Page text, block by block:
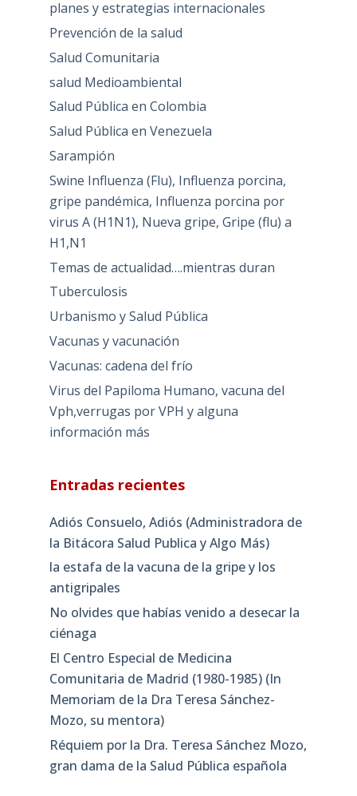
planes y estrategias internacionales
Prevención de la salud
Salud Comunitaria
salud Medioambiental
Salud Pública en Colombia
Salud Pública en Venezuela
Sarampión
Swine Influenza (Flu), Influenza porcina,
gripe pandémica, Influenza porcina por
virus A (H1N1), Nueva gripe, Gripe (flu) a
H1,N1
Temas de actualidad….mientras duran
Tuberculosis
Urbanismo y Salud Pública
Vacunas y vacunación
Vacunas: cadena del frío
Virus del Papiloma Humano, vacuna del
Vph,verrugas por VPH y alguna
información más
Entradas recientes
Adiós Consuelo, Adiós (Administradora de
la Bitácora Salud Publica y Algo Más)
la estafa de la vacuna de la gripe y los
antigripales
No olvides que habías venido a desecar la
ciénaga
El Centro Especial de Medicina
Comunitaria de Madrid (1980-1985) (In
Memoriam de la Dra Teresa Sánchez-
Mozo, su mentora)
Réquiem por la Dra. Teresa Sánchez Mozo,
gran dama de la Salud Pública española